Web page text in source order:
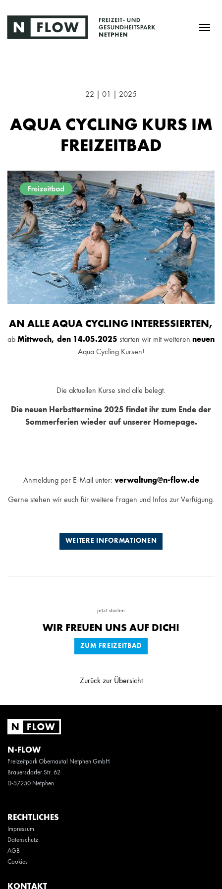
22 | 01 | 2025
AQUA CYCLING KURS IM
FREIZEITBAD
AN ALLE AQUA CYCLING INTERESSIERTEN,
ab Mittwoch, den 14.05.2025 starten wir mit weiteren neuen
Aqua Cycling Kursen!
Die aktuellen Kurse sind alle belegt.
Die neuen Herbsttermine 2025 findet ihr zum Ende der
Sommerferien wieder auf unserer Homepage.
Anmeldung per E-Mail unter: verwaltung@n-flow.de
Gerne stehen wir euch für weitere Fragen und Infos zur Verfügung.
WEITERE INFORMATIONEN
jetzt starten
WIR FREUEN UNS AUF DICH!
ZUM FREIZEITBAD
Zurück zur Übersicht
N-FLOW
Freizeitpark Obernautal Netphen GmbH
Brauersdorfer Str. 62
D-57250 Netphen
RECHTLICHES
Impressum
Datenschutz
AGB
Cookies
KONTAKT